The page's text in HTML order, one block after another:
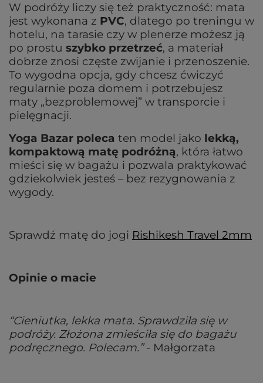
W podróży liczy się też praktyczność: mata
jest wykonana z PVC, dlatego po treningu w
hotelu, na tarasie czy w plenerze możesz ją
po prostu szybko przetrzeć, a materiał
dobrze znosi częste zwijanie i przenoszenie.
To wygodna opcja, gdy chcesz ćwiczyć
regularnie poza domem i potrzebujesz
maty „bezproblemowej” w transporcie i
pielęgnacji.
Yoga Bazar poleca ten model jako lekką,
kompaktową matę podróżną, która łatwo
mieści się w bagażu i pozwala praktykować
gdziekolwiek jesteś – bez rezygnowania z
wygody.
Sprawdź matę do jogi Rishikesh Travel 2mm
Opinie o macie
“Cieniutka, lekka mata. Sprawdziła się w
podróży. Złożona zmieściła się do bagażu
podręcznego. Polecam.”- Małgorzata